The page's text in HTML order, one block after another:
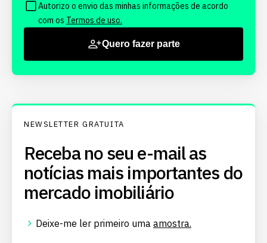
Autorizo o envio das minhas informações de acordo
com os Termos de uso.
Quero fazer parte
NEWSLETTER GRATUITA
Receba no seu e-mail as
notícias mais importantes do
mercado imobiliário
Deixe-me ler primeiro uma amostra.